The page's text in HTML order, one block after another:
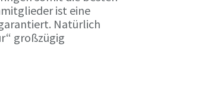
ist eine
Natürlich
großzügig